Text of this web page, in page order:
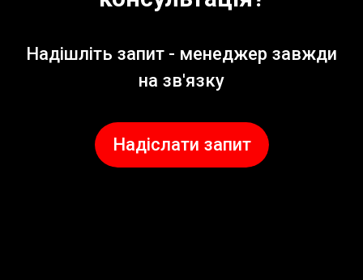
Надішліть запит - менеджер завжди
на зв'язку
Надіслати запит